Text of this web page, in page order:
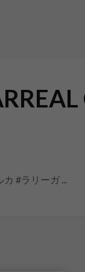
#ラリーガ ...